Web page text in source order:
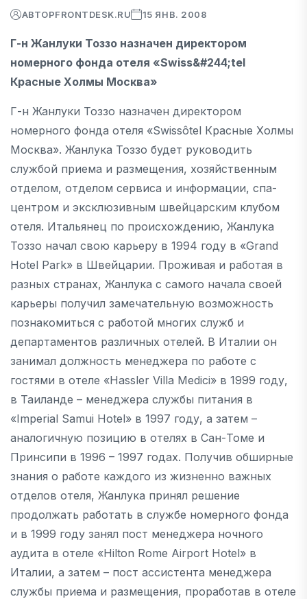
АВТОРFRONTDESK.RU 15 ЯНВ. 2008
Г-н Жанлуки Тоззо назначен директором
номерного фонда отеля «Swiss&#244;tel
Красные Холмы Москва»
Г-н Жанлуки Тоззо назначен директором
номерного фонда отеля «Swissôtel Красные Холмы
Москва». Жанлука Тоззо будет руководить
службой приема и размещения, хозяйственным
отделом, отделом сервиса и информации, спа-
центром и эксклюзивным швейцарским клубом
отеля. Итальянец по происхождению, Жанлука
Тоззо начал свою карьеру в 1994 году в «Grand
Hotel Park» в Швейцарии. Проживая и работая в
разных странах, Жанлука с самого начала своей
карьеры получил замечательную возможность
познакомиться с работой многих служб и
департаментов различных отелей. В Италии он
занимал должность менеджера по работе с
гостями в отеле «Hassler Villa Medici» в 1999 году,
в Таиланде – менеджера службы питания в
«Imperial Samui Hotel» в 1997 году, а затем –
аналогичную позицию в отелях в Сан-Томе и
Принсипи в 1996 – 1997 годах. Получив обширные
знания о работе каждого из жизненно важных
отделов отеля, Жанлука принял решение
продолжать работать в службе номерного фонда
и в 1999 году занял пост менеджера ночного
аудита в отеле «Hilton Rome Airport Hotel» в
Италии, а затем – пост ассистента менеджера
службы приема и размещения, проработав в отеле